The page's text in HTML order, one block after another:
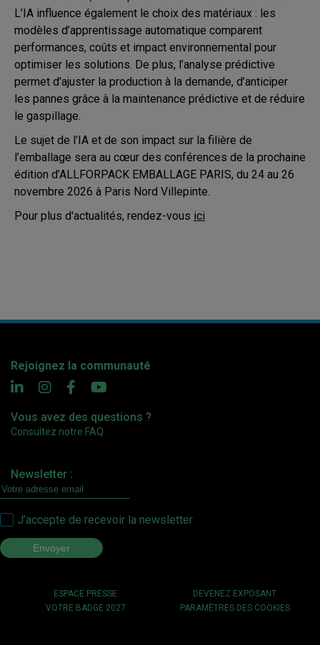
L’IA influence également le choix des matériaux : les
modèles d’apprentissage automatique comparent
performances, coûts et impact environnemental pour
optimiser les solutions. De plus, l’analyse prédictive
permet d’ajuster la production à la demande, d’anticiper
les pannes grâce à la maintenance prédictive et de réduire
le gaspillage.
Le sujet de l’IA et de son impact sur la filière de
l’emballage sera au cœur des conférences de la prochaine
édition d’ALLFORPACK EMBALLAGE PARIS, du 24 au 26
novembre 2026 à Paris Nord Villepinte.
Pour plus d'actualités, rendez-vous ici
Rejoignez la communauté
Vous avez des questions ?
Consultez notre FAQ
Newsletter :
J’accepte de recevoir la newsletter
ESPACE PRESSE
DEVENEZ EXPOSANT
VOTRE BADGE 2027
PARAMÈTRES DES COOKIES